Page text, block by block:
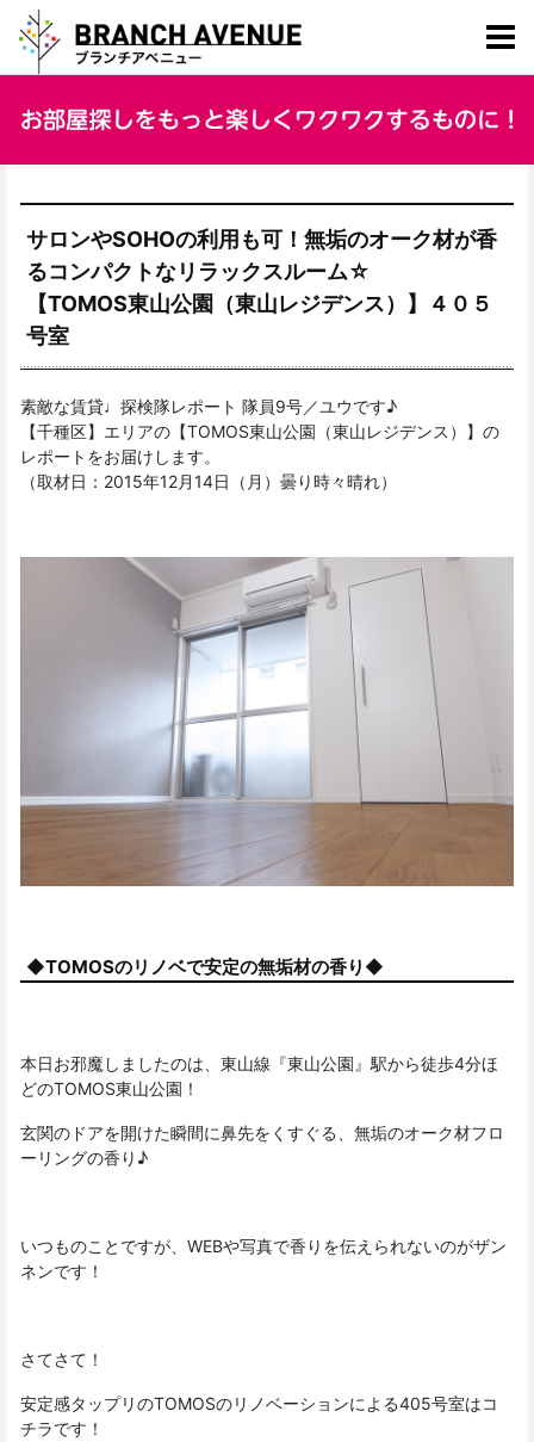
サロンやSOHOの利用も可！無垢のオーク材が香
るコンパクトなリラックスルーム☆
【TOMOS東山公園（東山レジデンス）】４０５
号室
素敵な賃貸♩探検隊レポート 隊員9号／ユウです♪
【千種区】エリアの【TOMOS東山公園（東山レジデンス）】の
レポートをお届けします。
（取材日：2015年12月14日（月）曇り時々晴れ）
◆TOMOSのリノベで安定の無垢材の香り◆
本日お邪魔しましたのは、東山線『東山公園』駅から徒歩4分ほ
どのTOMOS東山公園！
玄関のドアを開けた瞬間に鼻先をくすぐる、無垢のオーク材フロ
ーリングの香り♪
いつものことですが、WEBや写真で香りを伝えられないのがザン
ネンです！
さてさて！
安定感タップリのTOMOSのリノベーションによる405号室はコ
チラです！